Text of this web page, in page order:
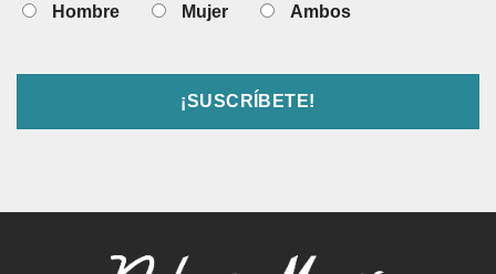
Hombre
Mujer Ambos